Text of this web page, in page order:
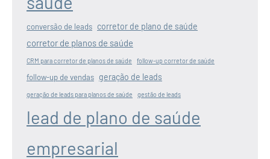
conversão de leads corretor de plano de saúde
corretor de planos de saúde
CRM para corretor de planos de saúde follow-up corretor de saúde
follow-up de vendas geração de leads
geração de leads para planos de saúde gestão de leads
lead de plano de saúde
empresarial